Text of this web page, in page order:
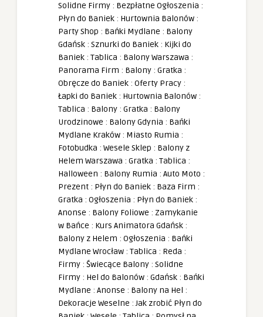
Solidne Firmy : Bezpłatne Ogłoszenia :
Płyn do Baniek : Hurtownia Balonów :
Party Shop : Bańki Mydlane : Balony
Gdańsk : Sznurki do Baniek : Kijki do
Baniek : Tablica : Balony Warszawa :
Panorama Firm : Balony : Gratka :
Obręcze do Baniek : Oferty Pracy :
Łapki do Baniek : Hurtownia Balonów :
Tablica : Balony : Gratka : Balony
Urodzinowe : Balony Gdynia : Bańki
Mydlane Kraków : Miasto Rumia :
Fotobudka : Wesele Sklep : Balony z
Helem Warszawa : Gratka : Tablica :
Halloween : Balony Rumia : Auto Moto :
Prezent : Płyn do Baniek : Baza Firm :
Gratka : Ogłoszenia : Płyn do Baniek :
Anonse : Balony Foliowe : Zamykanie
w Bańce : Kurs Animatora Gdańsk :
Balony z Helem : Ogłoszenia : Bańki
Mydlane Wrocław : Tablica : Reda :
Firmy : Świecące Balony : Solidne
Firmy : Hel do Balonów : Gdańsk : Bańki
Mydlane : Anonse : Balony na Hel :
Dekoracje Weselne :Jak zrobić Płyn do